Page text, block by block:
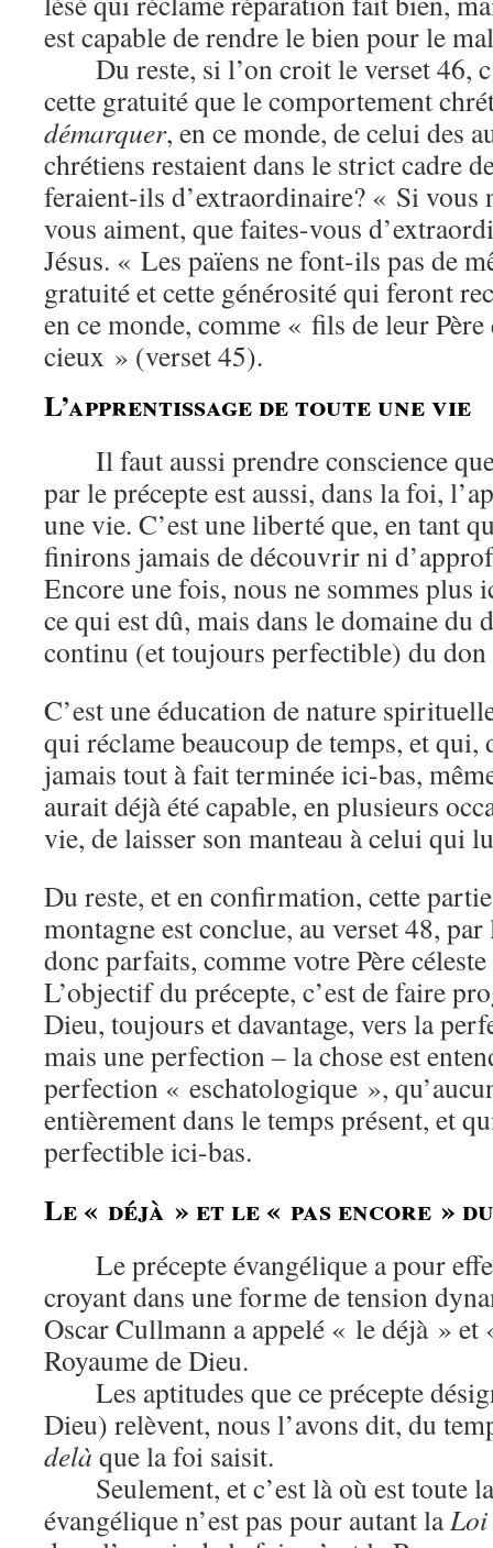
est capable de rendre le bien pour le
Du reste, si l’on croit le verset 46,
cette gratuité que le comportement
démarquer, en ce monde, de celui des
chrétiens restaient dans le strict cadre
feraient-ils d’extraordinaire? « Si vous
vous aiment, que faites-vous
Jésus. « Les païens ne font-ils pas de
gratuité et cette générosité qui feront
en ce monde, comme « fils de leur Père
cieux » (verset 45).
L’apprentissage de toute une vie
Il faut aussi prendre conscience
par le précepte est aussi, dans la foi,
une vie. C’est une liberté que, en tant
finirons jamais de découvrir ni
Encore une fois, nous ne sommes plus
ce qui est dû, mais dans le domaine du
continu (et toujours perfectible) du don
C’est une éducation de nature
qui réclame beaucoup de temps, et qui,
jamais tout à fait terminée ici-bas,
aurait déjà été capable, en plusieurs
vie, de laisser son manteau à celui qui
Du reste, et en confirmation, cette
montagne est conclue, au verset 48,
donc parfaits, comme votre Père
L’objectif du précepte, c’est de faire
Dieu, toujours et davantage, vers la
mais une perfection – la chose est
perfection « eschatologique »,
entièrement dans le temps présent, et
perfectible ici-bas.
Le « déjà » et le « pas encore »
Le précepte évangélique a pour
croyant dans une forme de tension
Oscar Cullmann a appelé « le déjà » et
Royaume de Dieu.
Les aptitudes que ce précepte
Dieu) relèvent, nous l’avons dit, du
delà que la foi saisit.
Seulement, et c’est là où est toute
évangélique n’est pas pour autant laLoi